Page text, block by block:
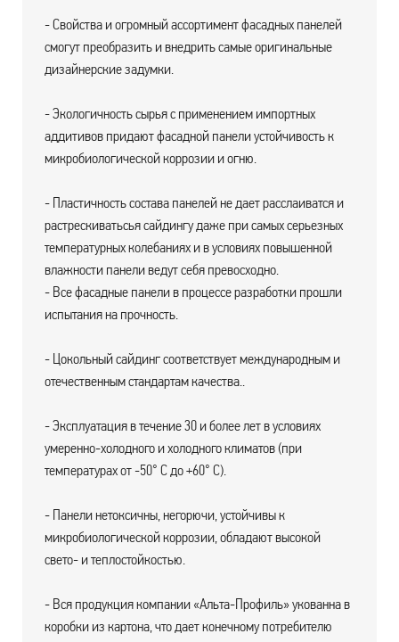
- Свойства и огромный ассортимент фасадных панелей
смогут преобразить и внедрить самые оригинальные
дизайнерские задумки.
- Экологичность сырья с применением импортных
аддитивов придают фасадной панели устойчивость к
микробиологической коррозии и огню.
- Пластичность состава панелей не дает расслаиватся и
растрескиватьсья сайдингу даже при самых серьезных
температурных колебаниях и в условиях повышенной
влажности панели ведут себя превосходно.
- Все фасадные панели в процессе разработки прошли
испытания на прочность.
- Цокольный сайдинг соответствует международным и
отечественным стандартам качества..
- Эксплуатация в течение 30 и более лет в условиях
умеренно-холодного и холодного климатов (при
температурах от -50° С до +60° С).
- Панели нетоксичны, негорючи, устойчивы к
микробиологической коррозии, обладают высокой
свето- и теплостойкостью.
- Вся продукция компании «Альта-Профиль» укованна в
коробки из картона, что дает конечному потребителю